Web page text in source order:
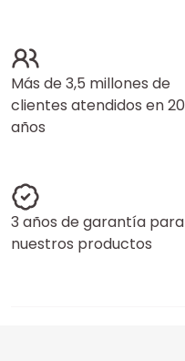
Más de 3,5 millones de
clientes atendidos en 20
años
3 años de garantía para
nuestros productos